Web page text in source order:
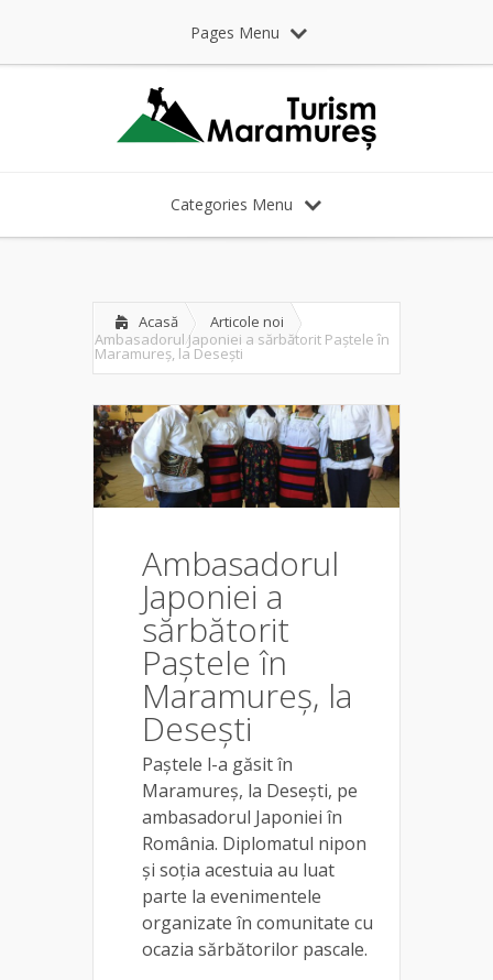
Pages Menu
Categories Menu
Acasă
Articole noi
Ambasadorul Japoniei a sărbătorit Paștele în
Maramureș, la Desești
Ambasadorul
Japoniei a
sărbătorit
Paștele în
Maramureș, la
Desești
Paștele l-a găsit în
Maramureș, la Desești, pe
ambasadorul Japoniei în
România. Diplomatul nipon
și soția acestuia au luat
parte la evenimentele
organizate în comunitate cu
ocazia sărbătorilor pascale.